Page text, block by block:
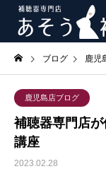
ブログ 鹿児
鹿児島店ブログ
補聴器専門店
講座
2023.02.28